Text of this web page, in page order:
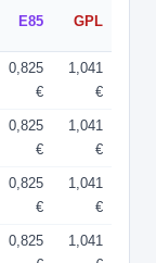
E85 GPL
0,825
€
1,041
€
0,825
€
1,041
€
0,825
€
1,041
€
0,825
1,041